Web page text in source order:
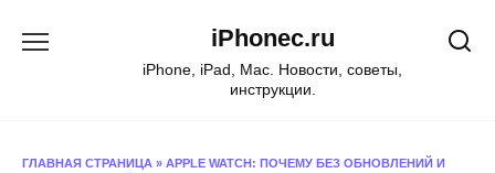
iPhonec.ru
iPhone, iPad, Mac. Новости, советы,
инструкции.
ГЛАВНАЯ СТРАНИЦА » APPLE WATCH: ПОЧЕМУ БЕЗ ОБНОВЛЕНИЙ И